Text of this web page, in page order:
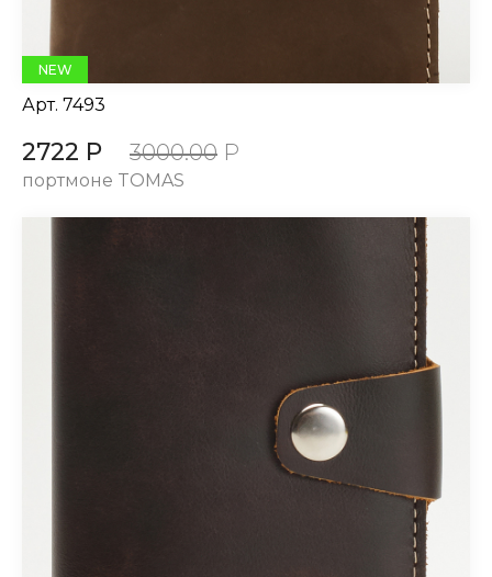
NEW
Арт. 7493
2722 Р 3000.00 Р
портмоне TOMAS